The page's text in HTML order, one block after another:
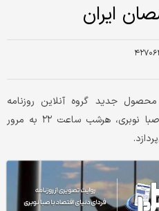
ایران
محصول جدید گروه آنلاین روزنامه
«دنیای اقتصاد» است که با اجرای صبا نوبری، هرشب ساعت ۲۲ به مرور